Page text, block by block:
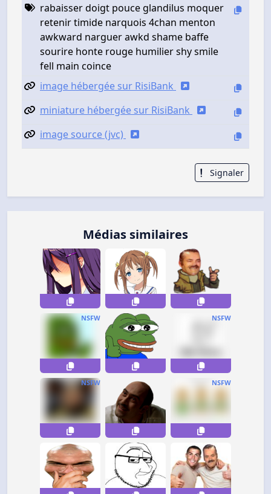
rabaisser doigt pouce glandilus moquer
retenir timide narquois 4chan menton
awkward narguer awkd shame baffe
sourire honte rouge humilier shy smile
fell main coince
image hébergée sur RisiBank
miniature hébergée sur RisiBank
image source (jvc)
Signaler
Médias similaires
NSFW NSFW
NSFW NSFW